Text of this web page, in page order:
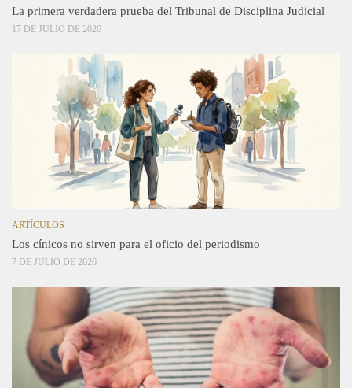
La primera verdadera prueba del Tribunal de Disciplina Judicial
17 DE JULIO DE 2026
ARTÍCULOS
Los cínicos no sirven para el oficio del periodismo
7 DE JULIO DE 2026